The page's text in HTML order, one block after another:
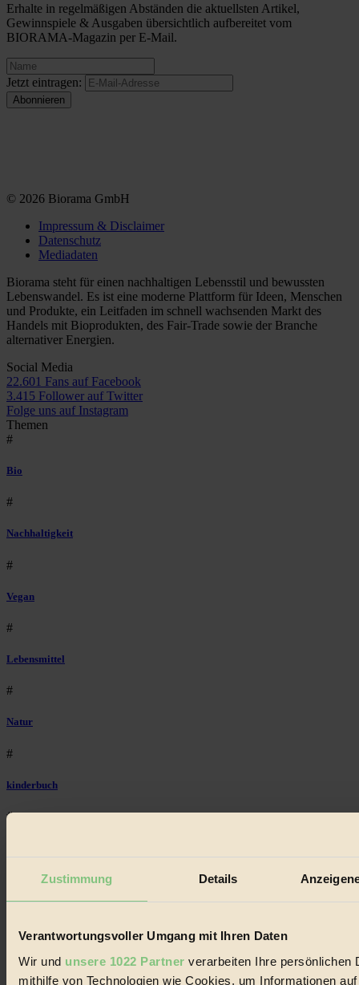
Zustimmung Details
Verantwortungsvoller Umgang mit Ihren Daten
Wir und unsere 1022 Partner verarbeiten Ihre persönlichen
mithilfe von Technologien wie Cookies, um Informationen
Erhalte in regelmäßigen Abständen die aktuellsten Artikel,
Gewinnspiele & Ausgaben übersichtlich aufbereitet vom
BIORAMA-Magazin per E-Mail.
Jetzt eintragen:
© 2026 Biorama GmbH
Impressum & Disclaimer
Datenschutz
Mediadaten
Biorama steht für einen nachhaltigen Lebensstil und bewussten
Lebenswandel. Es ist eine moderne Plattform für Ideen, Menschen
und Produkte, ein Leitfaden im schnell wachsenden Markt des
Handels mit Bioprodukten, des Fair-Trade sowie der Branche
alternativer Energien.
Social Media
22.601 Fans auf Facebook
3.415 Follower auf Twitter
Folge uns auf Instagram
Themen
#
Bio
#
Nachhaltigkeit
#
Vegan
#
Lebensmittel
#
Natur
#
kinderbuch
#